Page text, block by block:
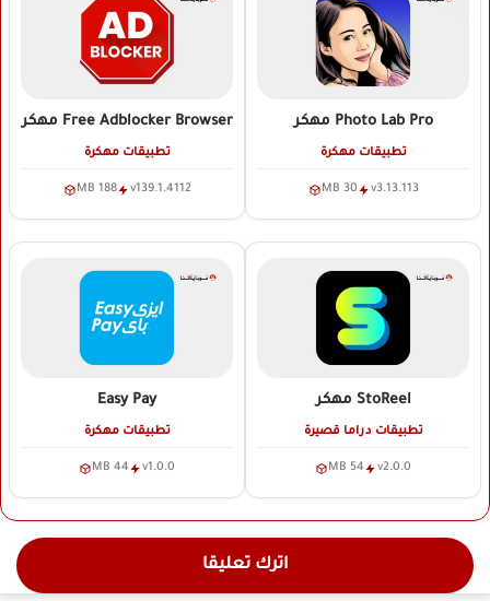
Photo Lab Pro مهكر
تطبيقات مهكرة
v3.13.113
30 MB
Free Adblocker Browser مهكر
تطبيقات مهكرة
v139.1.4112
188 MB
StoReel مهكر
تطبيقات دراما قصيرة
v2.0.0
54 MB
Easy Pay
تطبيقات مهكرة
v1.0.0
44 MB
اترك تعليقا